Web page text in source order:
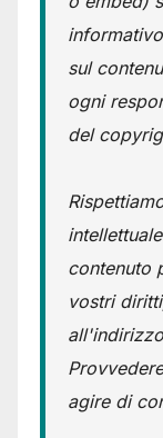
sul
ogni
del
contenuto
vostri
agire di